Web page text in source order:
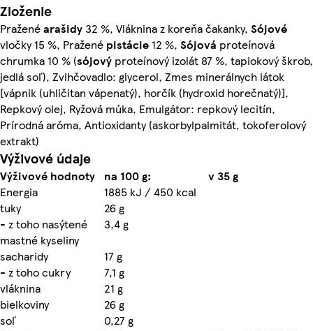
Zloženie
Praženéarašidy 32 %, Vláknina z koreňa čakanky, Sójové
vločky 15 %, Pražené pistácie 12 %, Sójová proteínová
chrumka 10 % (sójový proteínový izolát 87 %, tapiokový škrob,
jedlá soľ), Zvlhčovadlo: glycerol, Zmes minerálnych látok
[vápnik (uhličitan vápenatý), horčík (hydroxid horečnatý)],
Repkový olej, Ryžová múka, Emulgátor: repkový lecitín,
Prírodná aróma, Antioxidanty (askorbylpalmitát, tokoferolový
extrakt)
Výživové údaje
Výživové hodnoty na 100 g:
v 35 g
Energia
1885 kJ / 450 kcal
tuky
26 g
- z toho nasýtené
mastné kyseliny
3,4 g
sacharidy
17 g
- z toho cukry
7,1 g
vláknina
21 g
bielkoviny
26 g
soľ
0,27 g